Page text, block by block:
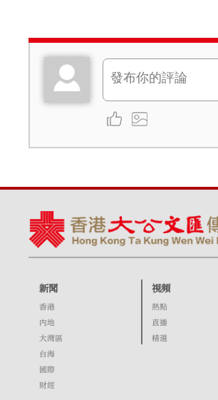
新聞
香港
內地
大灣區
台海
國際
財經
視頻
熱點
直播
精選